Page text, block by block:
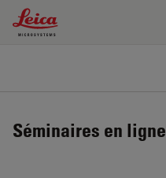
Leica Microsystems Logo
Séminaires en ligne